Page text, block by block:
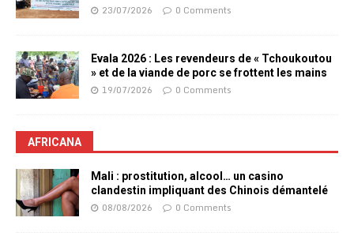
23/07/2026 0 Comments
Evala 2026 : Les revendeurs de « Tchoukoutou
» et de la viande de porc se frottent les mains
19/07/2026 0 Comments
AFRICANA
Mali : prostitution, alcool… un casino
clandestin impliquant des Chinois démantelé
08/08/2026 0 Comments